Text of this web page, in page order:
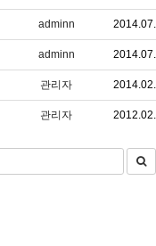
adminn
adminn
관리자
관리자